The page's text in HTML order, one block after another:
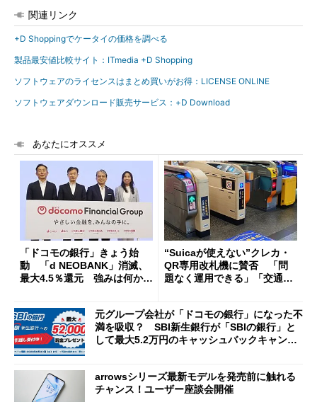
関連リンク
+D Shoppingでケータイの価格を調べる
製品最安値比較サイト：ITmedia +D Shopping
ソフトウェアのライセンスはまとめ買いがお得：LICENSE ONLINE
ソフトウェアダウンロード販売サービス：+D Download
あなたにオススメ
「ドコモの銀行」きょう始
動 「d NEOBANK」消滅、
最大4.5％還元 強みは何か解
“Suicaが使えない”クレカ・
QR専用改札機に賛否 「問
題なく運用できる」「交通系I
元グループ会社が「ドコモの銀行」になった不
満を吸収？ SBI新生銀行が「SBIの銀行」と
して最大5.2万円のキャッシュバックキャンペ
arrowsシリーズ最新モデルを発売前に触れる
チャンス！ユーザー座談会開催